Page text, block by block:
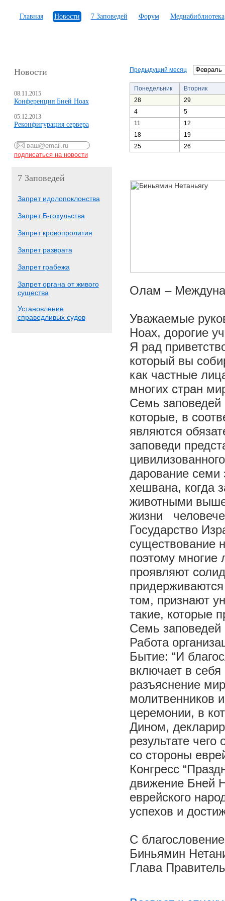
Главная Новости 7 Заповедей Форум Медиабиблиотека
Новости
08.11.2015
Конференция Бней Ноах
05.12.2013
Реконфигурация сервера
7 Заповедей
Запрет идолопоклонства
Запрет Б-гохульства
Запрет кровопролития
Запрет разврата
Запрет грабежа
Запрет органа от живого
существа
Установление
справедливых судов
Предыдущий месяц
Понедельник
Вторник
28
29
4
5
11
12
18
19
25
26
Олам –
Уважаемые
Ноах, дорогие
Я рад
который вы
как частные
многих стран
Семь заповедей
которые, в
являются
заповеди
дарование семи
хешвана, когда
животными
жизни
Государство
существование
поэтому
проявляют
том, признают
такие, которые
Семь заповедей
Работа
Бытие: “И
включает в
разъяснение
молитвенников
церемонии, в
Дином,
результате
со стороны
Конгресс
движение Бней
еврейского
успехов и
С
Биньямин
Глава